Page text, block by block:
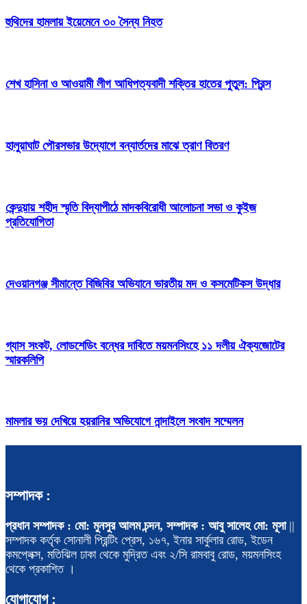
হুথিদের হামলায় ইয়েমেনে ৩০ সৈন্য নিহত
শেখ হাসিনা ও আওয়ামী লীগ আধিপত্যবাদী শক্তির হাতের পুতুল: প্রিন্স
হালুয়াঘাট পৌরসভার উদ্যোগে বন্যার্তদের মাঝে ত্রাণ বিতরণ
কেন্দুয়ায় শহীদ স্মৃতি বিদ্যাপীঠে মাদকবিরোধী আলোচনা সভা ও কুইজ
প্রতিযোগিতা
দেওয়ানগঞ্জ সীমান্তে বিজিবির অভিযানে ভারতীয় মদ ও কসমেটিকস উদ্ধার
গ্যাস সংকট, লোডশেডিং বন্ধের দাবিতে ময়মনসিংহে ১১ দলীয় ঐক্যজোটের
স্মারকলিপি
মামলার ভয় দেখিয়ে হয়রানির অভিযোগে নান্দাইলে সংবাদ সম্মেলন
সম্পাদক :
প্রধান সম্পাদক : মো: মুনসুর আলম চন্দন, সম্পাদক : আবু সালেহ মো: মূসা||
সম্পাদক কর্তৃক সোনালী প্রিন্টিং প্রেস, ১৬৭, ইনার সার্কুলার রোড, ইডেন
কমপ্লেক্স, মতিঝিল ঢাকা থেকে মুদ্রিত এবং ২/সি রামবাবু রোড, ময়মনসিংহ
থেকে প্রকাশিত ।
যোগাযোগ :